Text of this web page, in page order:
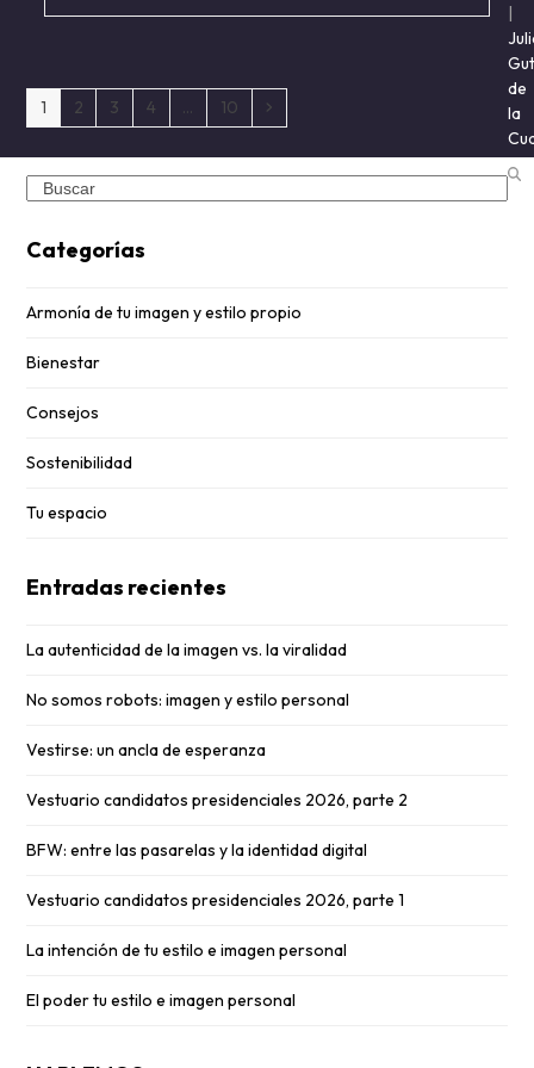
Page
1 Page
2 Page
3 Page
4 … Page
10 Siguiente
Search
Categorías
Armonía de tu imagen y estilo propio
Bienestar
Consejos
Sostenibilidad
Tu espacio
Entradas recientes
La autenticidad de la imagen vs. la viralidad
No somos robots: imagen y estilo personal
Vestirse: un ancla de esperanza
Vestuario candidatos presidenciales 2026, parte 2
BFW: entre las pasarelas y la identidad digital
Vestuario candidatos presidenciales 2026, parte 1
La intención de tu estilo e imagen personal
El poder tu estilo e imagen personal
|
de
la